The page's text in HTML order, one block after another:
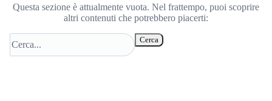
Questa sezione è attualmente vuota. Nel frattempo, puoi scoprire
altri contenuti che potrebbero piacerti:
Cerca